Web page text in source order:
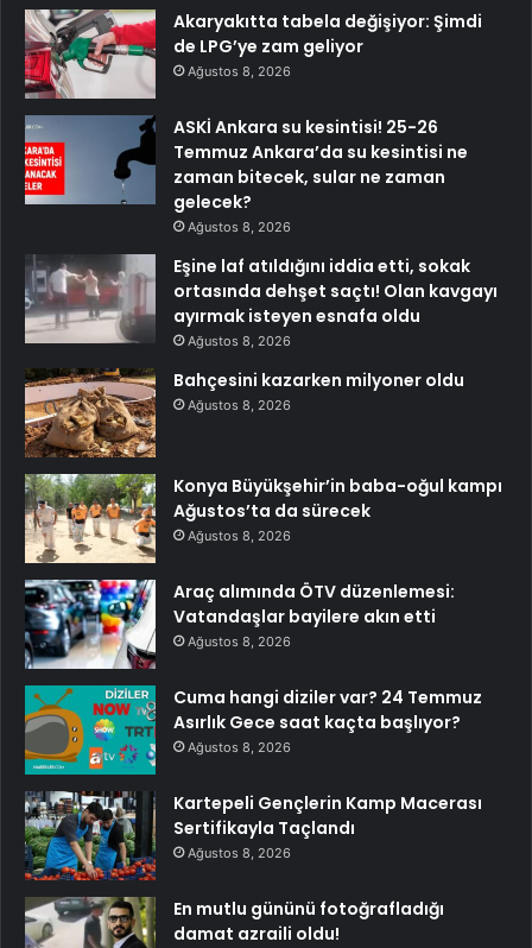
Akaryakıtta tabela değişiyor: Şimdi
de LPG’ye zam geliyor
Ağustos 8, 2026
ASKİ Ankara su kesintisi! 25-26
Temmuz Ankara’da su kesintisi ne
zaman bitecek, sular ne zaman
gelecek?
Ağustos 8, 2026
Eşine laf atıldığını iddia etti, sokak
ortasında dehşet saçtı! Olan kavgayı
ayırmak isteyen esnafa oldu
Ağustos 8, 2026
Bahçesini kazarken milyoner oldu
Ağustos 8, 2026
Konya Büyükşehir’in baba-oğul kampı
Ağustos’ta da sürecek
Ağustos 8, 2026
Araç alımında ÖTV düzenlemesi:
Vatandaşlar bayilere akın etti
Ağustos 8, 2026
Cuma hangi diziler var? 24 Temmuz
Asırlık Gece saat kaçta başlıyor?
Ağustos 8, 2026
Kartepeli Gençlerin Kamp Macerası
Sertifikayla Taçlandı
Ağustos 8, 2026
En mutlu gününü fotoğrafladığı
damat azraili oldu!